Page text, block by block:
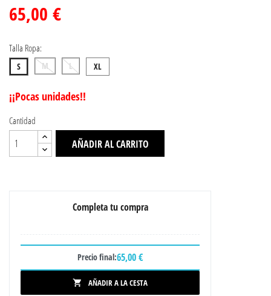
65,00 €
Talla Ropa:
S M L XL
¡¡Pocas unidades!!
Cantidad
AÑADIR AL CARRITO
Completa tu compra
Precio final:65,00 €
 AÑADIR A LA CESTA